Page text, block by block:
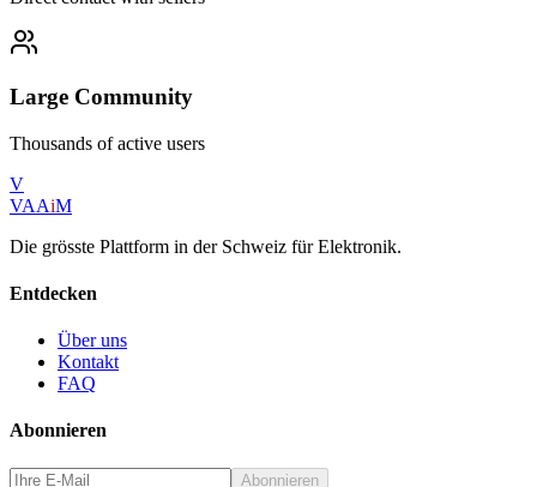
Large Community
Thousands of active users
V
VAAiM
Die grösste Plattform in der Schweiz für Elektronik.
Entdecken
Über uns
Kontakt
FAQ
Abonnieren
Abonnieren